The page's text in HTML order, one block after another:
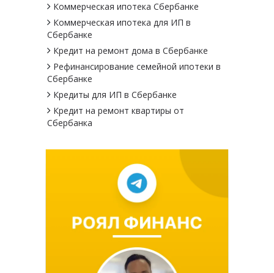
Коммерческая ипотека Сбербанке
Коммерческая ипотека для ИП в
Сбербанке
Кредит на ремонт дома в Сбербанке
Рефинансирование семейной ипотеки в
Сбербанке
Кредиты для ИП в Сбербанке
Кредит на ремонт квартиры от
Сбербанка